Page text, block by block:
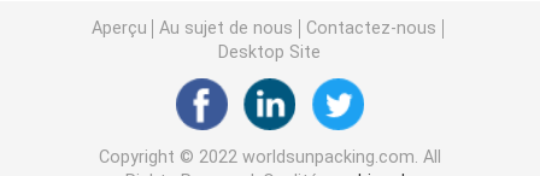
Machine de remplissage de sauce salade
Machine de remplissage de mayonnaise
Aperçu Au sujet de nous
Contactez-nous
Desktop Site
Copyright © 2022 worldsunpacking.com. All